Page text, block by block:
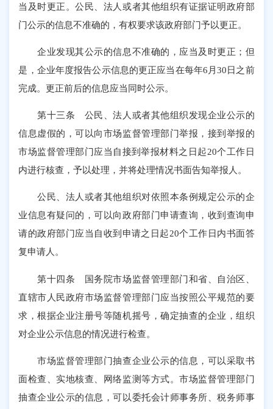
当及时更正。公民、法人或者其他组织有证据证明政府部
门公示的信息不准确的，有权要求该政府部门予以更正。
企业发现其公示的信息不准确的，应当及时更正；但
是，企业年度报告公示信息的更正应当在每年6月30日之前
完成。更正前后的信息应当同时公示。
第十三条 公民、法人或者其他组织发现企业公示的
信息虚假的，可以向市场监督管理部门举报，接到举报的
市场监督管理部门应当自接到举报材料之日起20个工作日
内进行核查，予以处理，并将处理情况书面告知举报人。
公民、法人或者其他组织对依照本条例规定公示的企
业信息有疑问的，可以向政府部门申请查询，收到查询申
请的政府部门应当自收到申请之日起20个工作日内书面答
复申请人。
第十四条 国务院市场监督管理部门和省、自治区、
直辖市人民政府市场监督管理部门应当按照公平规范的要
求，根据企业注册号等随机摇号，确定抽查的企业，组织
对企业公示信息的情况进行检查。
市场监督管理部门抽查企业公示的信息，可以采取书
面检查、实地核查、网络监测等方式。市场监督管理部门
抽查企业公示的信息，可以委托会计师事务所、税务师事